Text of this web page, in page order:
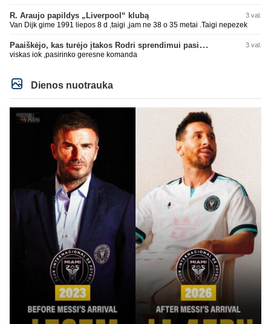
Real turi ir geresnių opcijų, Mauras viską sustatys į vietas. Jeigu jis iš tikro
būtų buvęs reikalingas, Perezas būtų ir pasiėmęs seniai. Beja ir ManCity, ne
šiaip sau paleidžia jį. Sėkmės jam Barcoje, galės su savo korešais iš
R. Araujo papildys „Liverpool“ klubą 3 val.
Van Dijk gime 1991 liepos 8 d ,taigi ,jam ne 38 o 35 metai .Taigi nepezek
Paaiškėjo, kas turėjo įtakos Rodri sprendimui pasirinkti Barselonos pusę 3 val.
viskas iok ,pasirinko geresne komanda
Dienos nuotrauka